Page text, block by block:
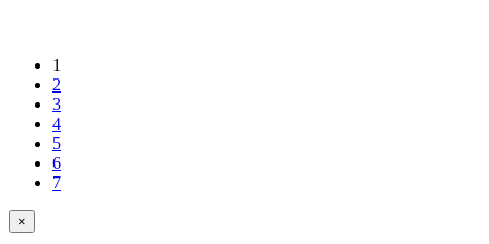
1
2
3
4
5
6
7
×